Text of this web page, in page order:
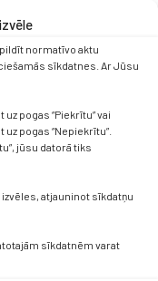
normatīvo aktu
sīkdatnes. Ar Jūsu
pogas “Piekrītu” vai
pogas “Nepiekrītu”.
jūsu datorā tiks
atjauninot sīkdatņu
sīkdatnēm varat